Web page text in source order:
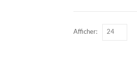
Afficher: